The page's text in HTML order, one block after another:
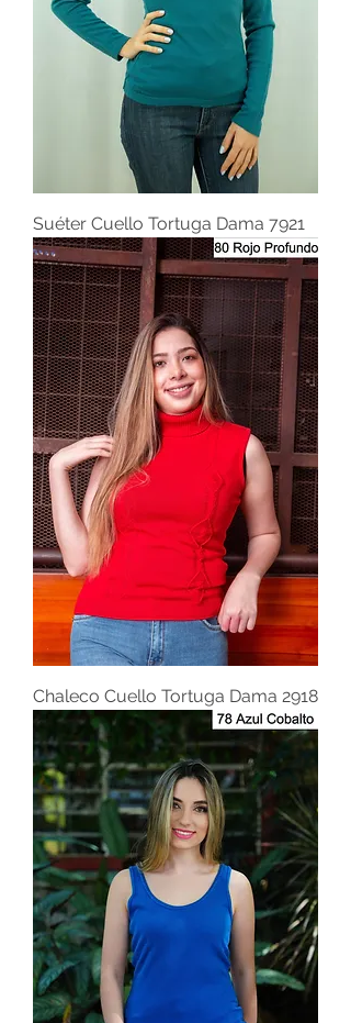
Suéter Cuello Tortuga Dama 7921
Chaleco Cuello Tortuga Dama 2918